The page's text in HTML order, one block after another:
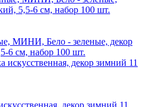
МИНИ, Бело - зеленые, декор
6 см, набор 100 шт.
декор зимний 11